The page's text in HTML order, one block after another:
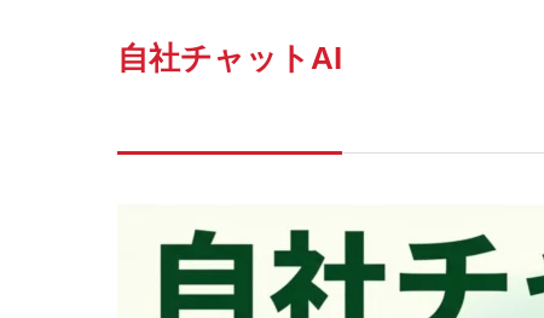
自社チャットAI